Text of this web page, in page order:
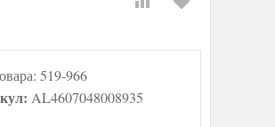
519-966
AL4607048008935